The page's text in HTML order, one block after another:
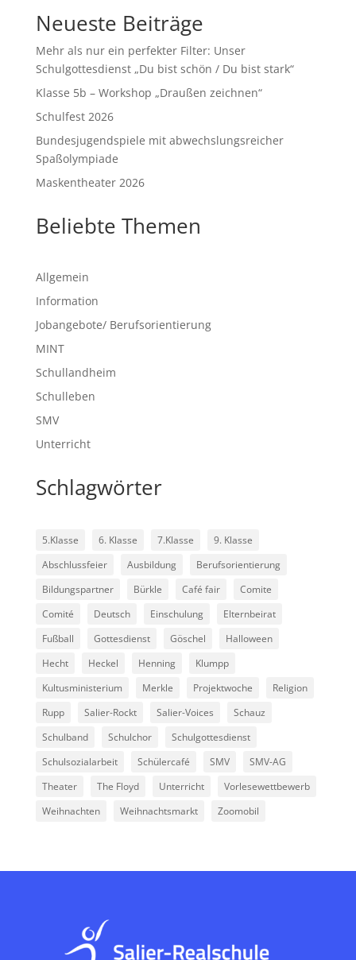
Neueste Beiträge
Mehr als nur ein perfekter Filter: Unser
Schulgottesdienst „Du bist schön / Du bist stark“
Klasse 5b – Workshop „Draußen zeichnen“
Schulfest 2026
Bundesjugendspiele mit abwechslungsreicher
Spaßolympiade
Maskentheater 2026
Beliebte Themen
Allgemein
Information
Jobangebote/ Berufsorientierung
MINT
Schullandheim
Schulleben
SMV
Unterricht
Schlagwörter
5.Klasse 6. Klasse 7.Klasse
9. Klasse
Abschlussfeier
Ausbildung
Berufsorientierung
Bildungspartner
Bürkle Café fair
Comite
Comité
Deutsch Einschulung
Elternbeirat
Fußball
Gottesdienst Göschel
Halloween
Hecht
Heckel Henning
Klumpp
Kultusministerium
Merkle Projektwoche
Religion
Rupp
Salier-Rockt Salier-Voices
Schauz
Schulband
Schulchor
Schulgottesdienst
Schulsozialarbeit
Schülercafé SMV
SMV-AG
Theater
The Floyd Unterricht
Vorlesewettbewerb
Weihnachten
Weihnachtsmarkt Zoomobil